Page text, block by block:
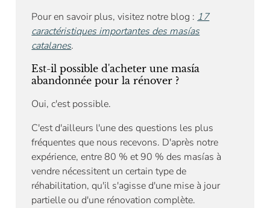
Pour en savoir plus, visitez notre blog : 17
caractéristiques importantes des masías
catalanes.
Est-il possible d'acheter une masía
abandonnée pour la rénover ?
Oui, c'est possible.
C'est d'ailleurs l'une des questions les plus
fréquentes que nous recevons. D'après notre
expérience, entre 80 % et 90 % des masías à
vendre nécessitent un certain type de
réhabilitation, qu'il s'agisse d'une mise à jour
partielle ou d'une rénovation complète.